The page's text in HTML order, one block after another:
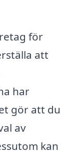
för
att
har
gör att du
av
kan